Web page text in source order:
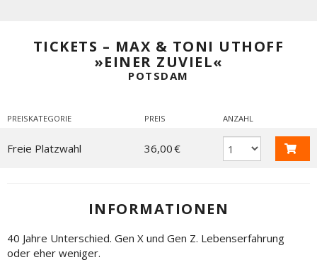
TICKETS – MAX & TONI UTHOFF
»EINER ZUVIEL«
POTSDAM
PREISKATEGORIE PREIS ANZAHL
Freie Platzwahl 36,00 €
INFORMATIONEN
40 Jahre Unterschied. Gen X und Gen Z. Lebenserfahrung
oder eher weniger.